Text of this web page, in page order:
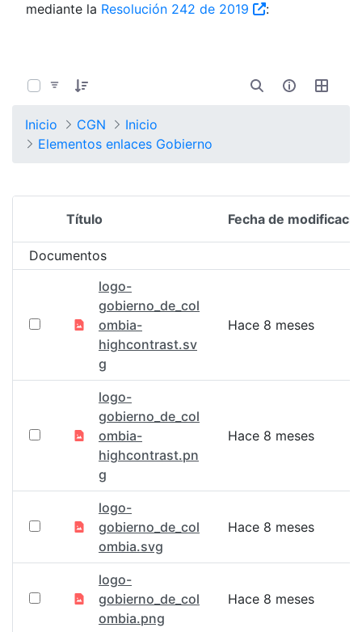
mediante la Resolución 242 de 2019 :
Inicio CGN
Inicio
Elementos enlaces Gobierno
Selección del elemento
Título Fecha de
Documentos
logo-
gobierno_de_col
ombia-
highcontrast.sv
g
Hace 8 meses
logo-
gobierno_de_col
ombia-
highcontrast.pn
g
Hace 8 meses
logo-
gobierno_de_col
ombia.svg
Hace 8 meses
logo-
gobierno_de_col
ombia.png
Hace 8 meses